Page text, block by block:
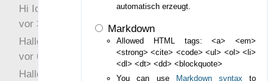
automatisch erzeugt.
Markdown
Allowed HTML tags: <a> <em>
<strong> <cite> <code> <ul> <ol> <li>
<dl> <dt> <dd> <blockquote>
You can use
Markdown syntax to
Hi Ich bin völlig neu in
vor 3 Jahre 46 Wochen
Hallo Ochrasylion
vor 6 Jahre 10 Wochen
Hallo Drak